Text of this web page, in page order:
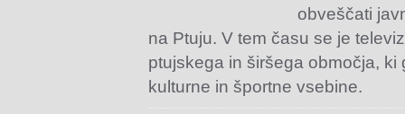
obveščati
na Ptuju. V tem času se je
ptujskega in širšega območja,
kulturne in športne vsebine.